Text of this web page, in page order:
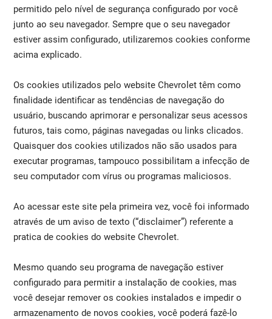
permitido pelo nível de segurança configurado por você
junto ao seu navegador. Sempre que o seu navegador
estiver assim configurado, utilizaremos cookies conforme
acima explicado.
Os cookies utilizados pelo website Chevrolet têm como
finalidade identificar as tendências de navegação do
usuário, buscando aprimorar e personalizar seus acessos
futuros, tais como, páginas navegadas ou links clicados.
Quaisquer dos cookies utilizados não são usados para
executar programas, tampouco possibilitam a infecção de
seu computador com vírus ou programas maliciosos.
Ao acessar este site pela primeira vez, você foi informado
através de um aviso de texto (“disclaimer”) referente a
pratica de cookies do website Chevrolet.
Mesmo quando seu programa de navegação estiver
configurado para permitir a instalação de cookies, mas
você desejar remover os cookies instalados e impedir o
armazenamento de novos cookies, você poderá fazê-lo